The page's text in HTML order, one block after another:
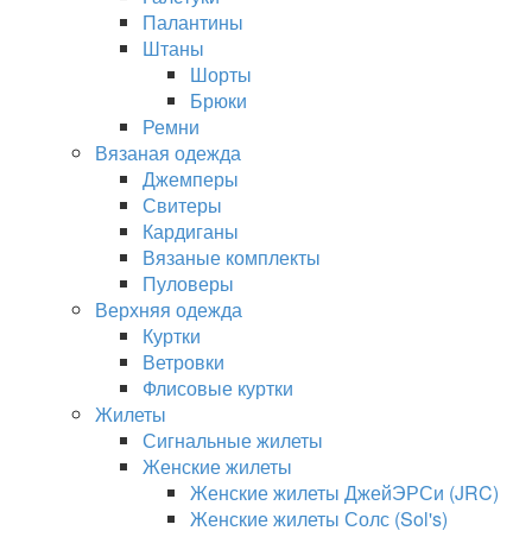
Палантины
Штаны
Шорты
Брюки
Ремни
Вязаная одежда
Джемперы
Свитеры
Кардиганы
Вязаные комплекты
Пуловеры
Верхняя одежда
Куртки
Ветровки
Флисовые куртки
Жилеты
Сигнальные жилеты
Женские жилеты
Женские жилеты ДжейЭРСи (JRC)
Женские жилеты Солс (Sol's)